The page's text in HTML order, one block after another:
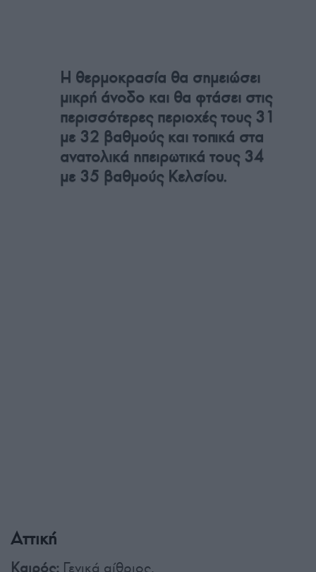
Η θερμοκρασία θα σημειώσει
μικρή άνοδο και θα φτάσει στις
περισσότερες περιοχές τους 31
με 32 βαθμούς και τοπικά στα
ανατολικά ηπειρωτικά τους 34
με 35 βαθμούς Κελσίου.
Αττική
Καιρός: Γενικά αίθριος.